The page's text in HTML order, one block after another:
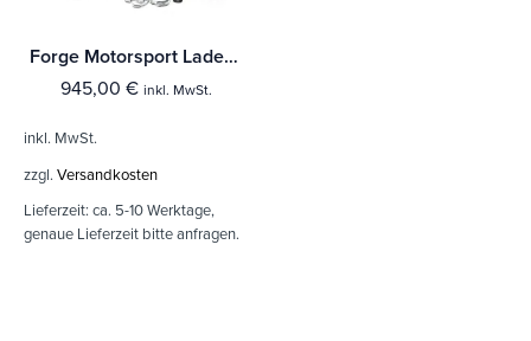
Forge Motorsport Ladeluftkühler Hynundai i30N inkl. Performance
945,00 € inkl. MwSt.
inkl. MwSt.
zzgl. Versandkosten
Lieferzeit: ca. 5-10 Werktage,
genaue Lieferzeit bitte anfragen.